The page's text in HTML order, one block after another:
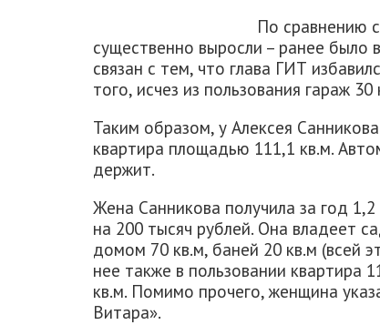
По сравнению
существенно выросли – ранее было
связан с тем, что глава ГИТ
того, исчез из пользования гараж 30
Таким образом, у Алексея
квартира площадью 111,1 кв.м.
держит.
Жена Санникова получила за год
на 200 тысяч рублей. Она владеет
домом 70 кв.м, баней 20 кв.м (всей
нее также в пользовании квартира
кв.м. Помимо прочего, женщина
Витара».